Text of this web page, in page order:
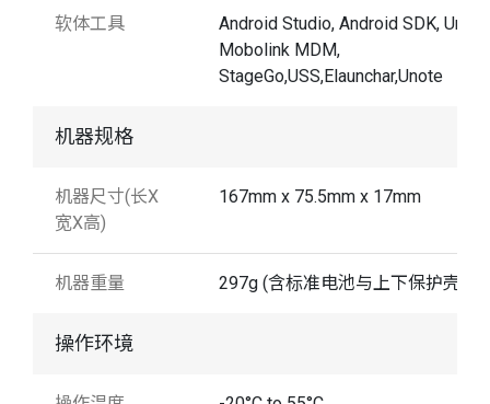
软体工具
Android Studio, Android SDK,
Mobolink MDM,
StageGo,USS,Elaunchar,Unote
机器规格
机器尺寸(长X
宽X高)
167mm x 75.5mm x 17mm
机器重量 297g (含标准电池与上下保护壳)
操作环境